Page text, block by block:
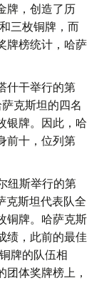
牌，创造了历
三枚铜牌，而
牌榜统计，哈萨
什干举行的第
克斯坦的四名
银牌。因此，哈
前十，位列第
纽斯举行的第
克斯坦代表队全
铜牌。哈萨克斯
绩，此前的最佳
牌的队伍相
体奖牌榜上，